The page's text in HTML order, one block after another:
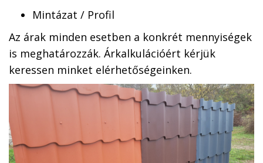
Mintázat / Profil
Az árak minden esetben a konkrét mennyiségek
is meghatározzák. Árkalkulációért kérjük
keressen minket elérhetőségeinken.